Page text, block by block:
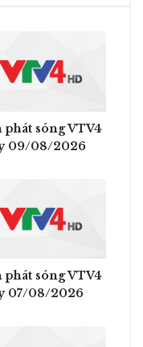
phát sóng VTV4
09/08/2026
phát sóng VTV4
07/08/2026